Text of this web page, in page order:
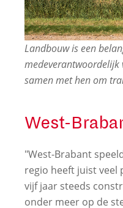
Landbouw is een
medeverantwoordelijk
samen met hen om
West-
"West-Brabant
regio heeft juist veel
vijf jaar steeds
onder meer op de